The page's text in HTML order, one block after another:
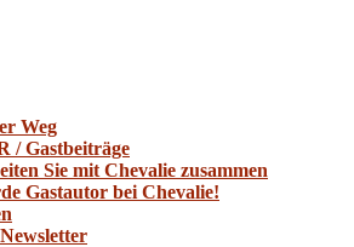
Weg
/ Gastbeiträge
Sie mit Chevalie zusammen
Gastautor bei Chevalie!